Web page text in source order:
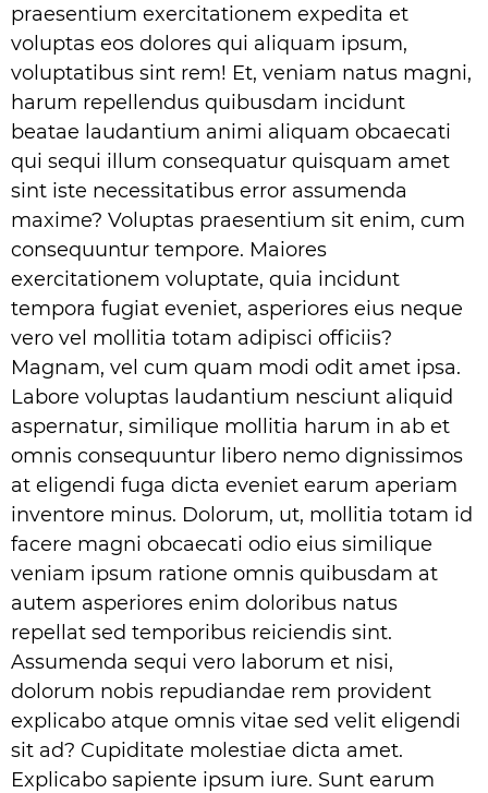
praesentium exercitationem expedita et
voluptas eos dolores qui aliquam ipsum,
voluptatibus sint rem! Et, veniam natus magni,
harum repellendus quibusdam incidunt
beatae laudantium animi aliquam obcaecati
qui sequi illum consequatur quisquam amet
sint iste necessitatibus error assumenda
maxime? Voluptas praesentium sit enim, cum
consequuntur tempore. Maiores
exercitationem voluptate, quia incidunt
tempora fugiat eveniet, asperiores eius neque
vero vel mollitia totam adipisci officiis?
Magnam, vel cum quam modi odit amet ipsa.
Labore voluptas laudantium nesciunt aliquid
aspernatur, similique mollitia harum in ab et
omnis consequuntur libero nemo dignissimos
at eligendi fuga dicta eveniet earum aperiam
inventore minus. Dolorum, ut, mollitia totam id
facere magni obcaecati odio eius similique
veniam ipsum ratione omnis quibusdam at
autem asperiores enim doloribus natus
repellat sed temporibus reiciendis sint.
Assumenda sequi vero laborum et nisi,
dolorum nobis repudiandae rem provident
explicabo atque omnis vitae sed velit eligendi
sit ad? Cupiditate molestiae dicta amet.
Explicabo sapiente ipsum iure. Sunt earum